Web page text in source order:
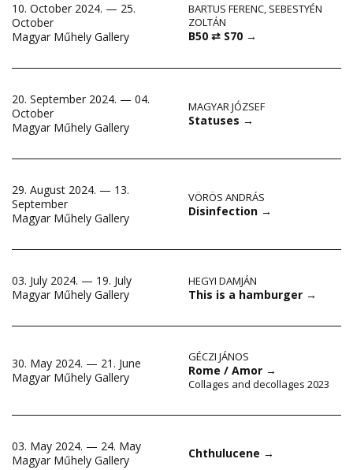
10. October 2024. — 25.
October
Magyar Műhely Gallery
BARTUS FERENC, SEBESTYÉN
ZOLTÁN
B50 ⇄ S70 →
20. September 2024. — 04.
October
Magyar Műhely Gallery
MAGYAR JÓZSEF
Statuses →
29. August 2024. — 13.
September
Magyar Műhely Gallery
VÖRÖS ANDRÁS
Disinfection →
03. July 2024. — 19. July
Magyar Műhely Gallery
HEGYI DAMJÁN
This is a hamburger →
30. May 2024. — 21. June
Magyar Műhely Gallery
GÉCZI JÁNOS
Rome / Amor →
Collages and decollages 2023
03. May 2024. — 24. May
Magyar Műhely Gallery
Chthulucene →